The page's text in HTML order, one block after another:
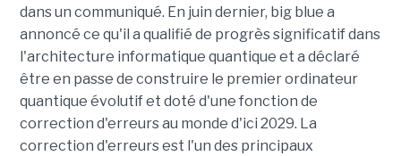
dans un communiqué. En juin dernier, big blue a
annoncé ce qu'il a qualifié de progrès significatif dans
l'architecture informatique quantique et a déclaré
être en passe de construire le premier ordinateur
quantique évolutif et doté d'une fonction de
correction d'erreurs au monde d'ici 2029. La
correction d'erreurs est l'un des principaux